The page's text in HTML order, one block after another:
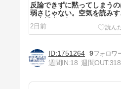
反論できずに黙ってしまう
弱さじゃない。空気を読みす
る支援者に伝えたいこと。
2日前
1751264 9
週間IN:18 週間OUT:318